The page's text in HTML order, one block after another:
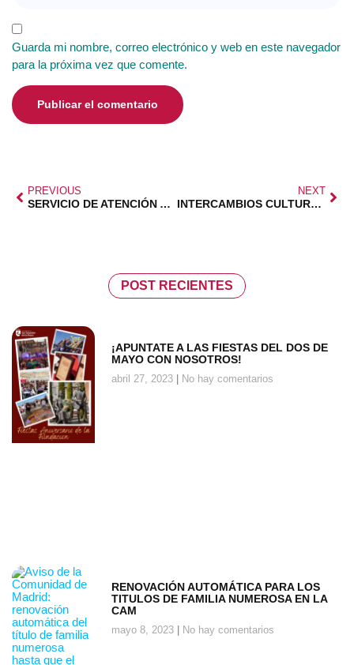
Guarda mi nombre, correo electrónico y web en este navegador
para la próxima vez que comente.
PREVIOUS
SERVICIO DE ATENCIÓN A LAS FAMILIAS FEDMA
NEXT
INTERCAMBIOS CULTURALES AIPC PANDORA
POST RECIENTES
¡APUNTATE A LAS FIESTAS DEL DOS DE
MAYO CON NOSOTROS!
abril 27, 2023 No hay comentarios
RENOVACIÓN AUTOMÁTICA PARA LOS
TITULOS DE FAMILIA NUMEROSA EN LA
CAM
mayo 8, 2023 No hay comentarios